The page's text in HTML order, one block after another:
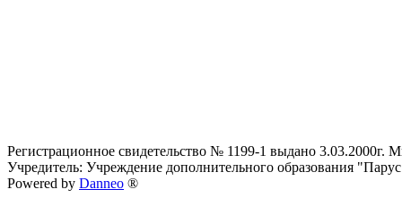
Регистрационное свидетельство № 1199-1 выдано 3.03.2000г.
Учредитель: Учреждение дополнительного образования
Powered by Danneo ®